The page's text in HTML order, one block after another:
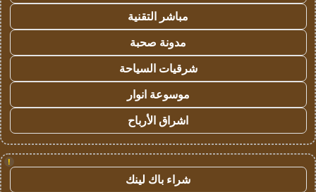
مباشر التقنية
مدونة صحبة
شرقيات السياحة
موسوعة انوار
اشراق الأرباح
!
شراء باك لينك